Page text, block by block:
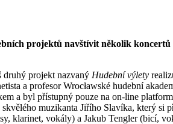
projektů navštívit několik
druhý projekt nazvaný Hudební výlety
a profesor Wrocławské hudební
a byl přístupný pouze na on-line
skvělého muzikanta Jiřího Slavíka, který si
klarinet, vokály) a Jakub Tengler (bicí,